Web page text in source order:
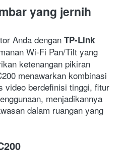
yang jernih
Anda dengan TP-Link
Wi-Fi Pan/Tilt yang
ketenangan pikiran
menawarkan kombinasi
video berdefinisi tinggi, fitur
menjadikannya
dalam ruangan yang